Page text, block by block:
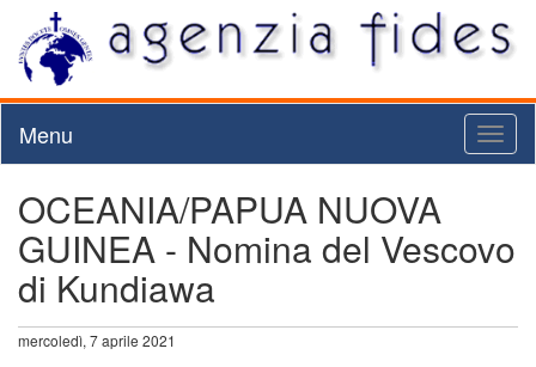
Menu
OCEANIA/PAPUA NUOVA
GUINEA - Nomina del Vescovo
di Kundiawa
mercoledì, 7 aprile 2021